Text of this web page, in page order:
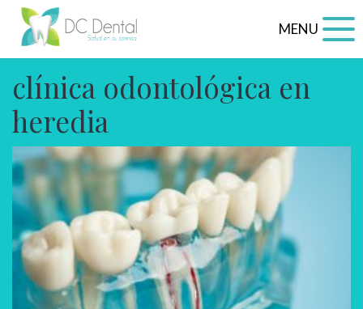
MENU
clínica odontológica en
heredia